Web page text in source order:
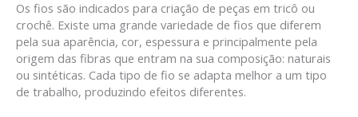
Os fios são indicados para criação de peças em tricô ou
crochê. Existe uma grande variedade de fios que diferem
pela sua aparência, cor, espessura e principalmente pela
origem das fibras que entram na sua composição: naturais
ou sintéticas. Cada tipo de fio se adapta melhor a um tipo
de trabalho, produzindo efeitos diferentes.
recente